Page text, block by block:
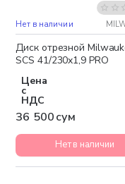
Нет в наличии
Диск отрезной
SCS 41/230x1,9 PRO
Цена
с
НДС
36 500 сум
Нет в наличии